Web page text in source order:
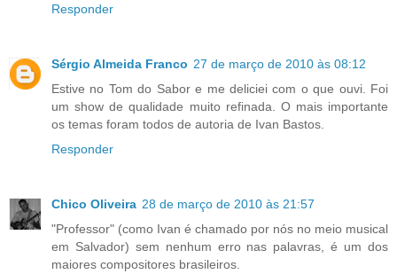
Responder
Sérgio Almeida Franco 27 de março de 2010 às 08:12
Estive no Tom do Sabor e me deliciei com o que ouvi. Foi
um show de qualidade muito refinada. O mais importante
os temas foram todos de autoria de Ivan Bastos.
Responder
Chico Oliveira 28 de março de 2010 às 21:57
"Professor" (como Ivan é chamado por nós no meio musical
em Salvador) sem nenhum erro nas palavras, é um dos
maiores compositores brasileiros.